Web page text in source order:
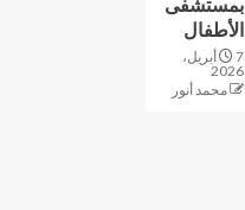
بمستشفى
الأطفال
7 أبريل،
2026
محمد أنور